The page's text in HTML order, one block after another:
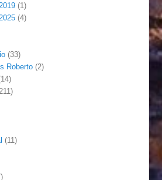
(1)
(4)
(33)
Roberto(2)
(11)